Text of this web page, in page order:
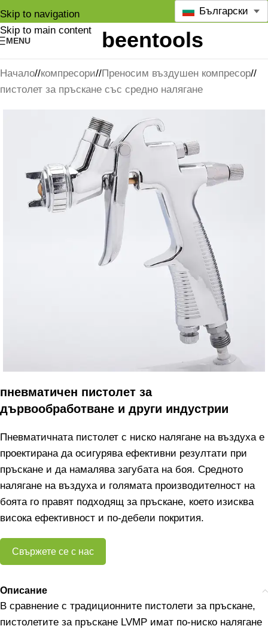
Skip to navigation
Skip to main content
MENU
Български
Начало/ компресори/ Преносим въздушен компресор/
пистолет за пръскане със средно налягане
пневматичен пистолет за
дървообработване и други индустрии
Пневматичната пистолет с ниско налягане на въздуха е
проектирана да осигурява ефективни резултати при
пръскане и да намалява загубата на боя. Средното
налягане на въздуха и голямата производителност на
боята го правят подходящ за пръскане, което изисква
висока ефективност и по-дебели покрития.
Свържете се с нас
Описание
В сравнение с традиционните пистолети за пръскане,
пистолетите за пръскане LVMP имат по-ниско налягане